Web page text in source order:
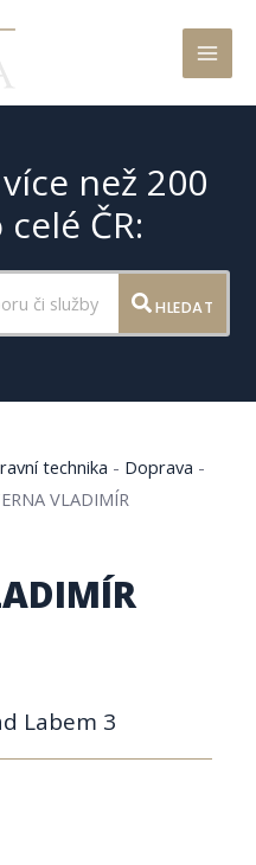
než 200
ČR:
HLEDAT
technika - Doprava -
VLADIMÍR
Labem 3